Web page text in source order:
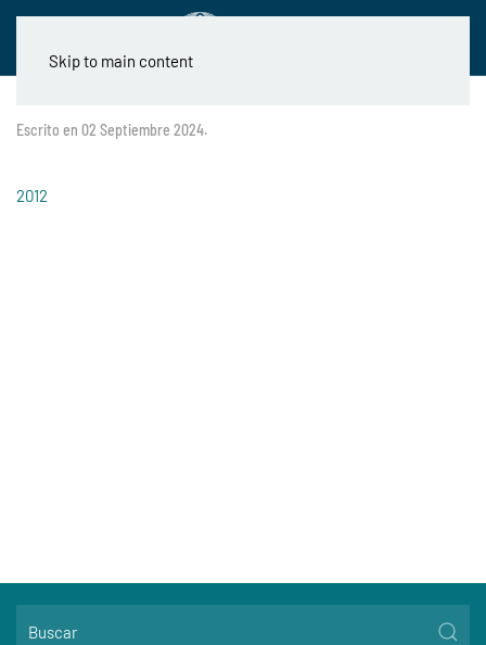
Skip to main content
Escrito en 02 Septiembre 2024.
2012